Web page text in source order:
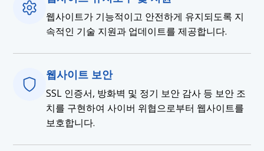
웹사이트가 기능적이고 안전하게 유지되도록 지
속적인 기술 지원과 업데이트를 제공합니다.
웹사이트 보안
SSL 인증서, 방화벽 및 정기 보안 감사 등 보안 조
치를 구현하여 사이버 위협으로부터 웹사이트를
보호합니다.